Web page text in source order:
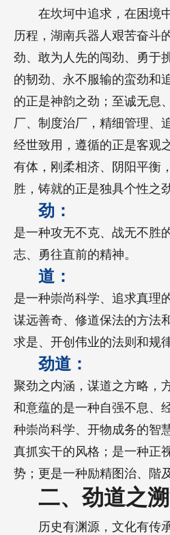
在坎坷中追求，在困境
历程，湖南兵器人艰苦奋斗
劲、敢为人先的闯劲、勇于
的韧劲、永不服输的蛮劲和
的正是神韵之劲；至诚无息
厂、制度治厂，精细管理、
经世致用，遵循的正是客观
有体，刚柔相济、阴阳平衡
胜，铸就的正是独具个性之
劲：
是一种攻无不克、战无不胜
志、勇往直前的精神。
道：
是一种崇尚科学、追求真理
谋远善奇、修道保法的方法
求是、开创伟业的法则和规律
劲道：
聚劲之内涵，谋道之方略，
和意蕴的是一种自强不息、
种崇尚科学、开物成务的智
真抓实干的风格；是一种正
势；更是一种励精图治、階
二、劲道之
历史有渊源，文化有传